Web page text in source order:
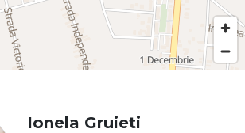
Ionela Gruieti